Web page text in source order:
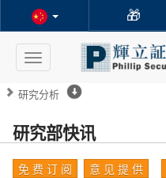
🎁
Toggle
navigation
研究分析
研究部快讯
免 费 订 阅 意 见 提 供